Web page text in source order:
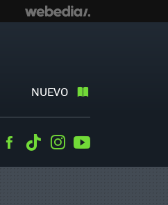
NUEVO
TwitterFacebook
TiktokInstagram